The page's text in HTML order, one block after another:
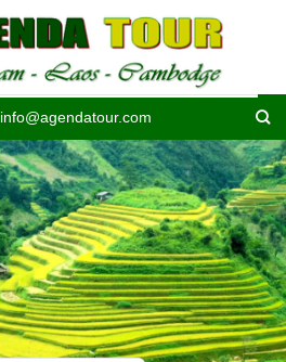
info@agendatour.com